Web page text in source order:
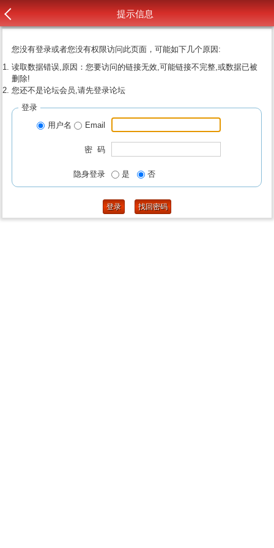
提示信息
您没有登录或者您没有权限访问此页面，可能如下几个原因:
读取数据错误,原因：您要访问的链接无效,可能链接不完整,或数据已被
删除!
您还不是论坛会员,请先登录论坛
登录
用户名
Email
密 码
隐身登录 是 否